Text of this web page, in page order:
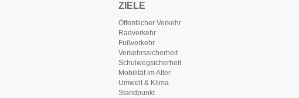
ZIELE
Öffentlicher Verkehr
Radverkehr
Fußverkehr
Verkehrssicherheit
Schulwegsicherheit
Mobilität im Alter
Umwelt & Klima
Standpunkt